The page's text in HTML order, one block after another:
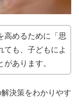
高めるために「思
ても、子どもによ
あります。
決策をわかりやす